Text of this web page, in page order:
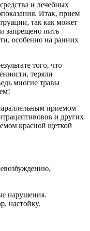
и лечебных
Итак, прием
так как может
запрещено пить
особенно на ранних
того, что
теряли
многие травы
приемом
и других
красной щеткой
нарушения.
настойку.